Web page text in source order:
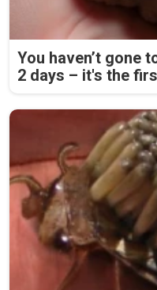
You haven’t gone
2 days – it's the